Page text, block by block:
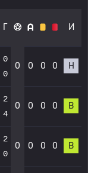
Г И
0
0
0 0 0 0 Н
2
4
0 0 0 0 В
2
0
0 0 0 0 В